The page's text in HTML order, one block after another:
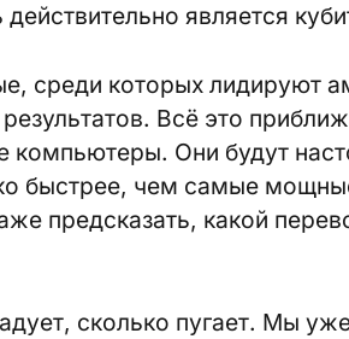
является
среди которых лидируют
Всё это
компьютеры. Они будут
быстрее, чем самые
предсказать, какой
сколько пугает. Мы